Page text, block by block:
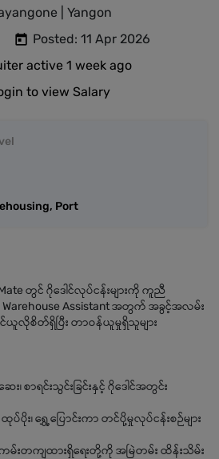
| Yangon
Posted: 11 Apr 2026
active 1 week ago
to view Salary
Port
တွင် ဂိုဒေါင်လုပ်ငန်းများကို ကူညီ
Assistant အတွက် အခွင့်အလမ်း
ယူလိုစိတ်ရှိပြီး တာဝန်ယူမှုရှိသူများ
း၊ စာရင်းသွင်းခြင်းနှင့် ဂိုဒေါင်အတွင်း
ပိုး၊ ရွှေ့ပြောင်းကာ တင်ပို့မှုလုပ်ငန်းစဉ်များ
ကမ်းတကျထားရှိရေးတို့ကို အမြဲတမ်း ထိန်းသိမ်း